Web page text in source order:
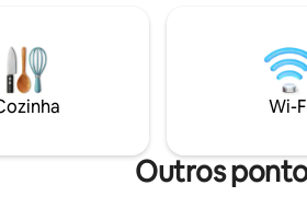
renovado. 2 TVs. Espaço
com monitor de
e mouse. Animais de
Fique à
mesmos
pôr do
Wi-
Outros